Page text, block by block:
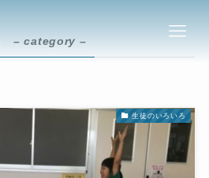
– category –
生徒のいろいろ